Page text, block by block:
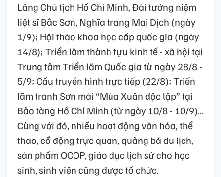
Lăng Chủ tịch Hồ Chí Minh, Đài tưởng niệm
liệt sĩ Bắc Sơn, Nghĩa trang Mai Dịch (ngày
1/9); Hội thảo khoa học cấp quốc gia (ngày
14/8); Triển lãm thành tựu kinh tế - xã hội tại
Trung tâm Triển lãm Quốc gia từ ngày 28/8 -
5/9; Cầu truyền hình trực tiếp (22/8); Triển
lãm tranh Sơn mài “Mùa Xuân độc lập” tại
Bảo tàng Hồ Chí Minh (từ ngày 10/8 - 10/9)…
Cùng với đó, nhiều hoạt động văn hóa, thể
thao, cổ động trực quan, quảng bá du lịch,
sản phẩm OCOP, giáo dục lịch sử cho học
sinh, sinh viên cũng được tổ chức.